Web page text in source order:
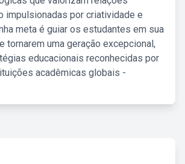
impulsionadas por criatividade e
meta é guiar os estudantes em sua
tornarem uma geração excepcional,
educacionais reconhecidas por
acadêmicas globais -